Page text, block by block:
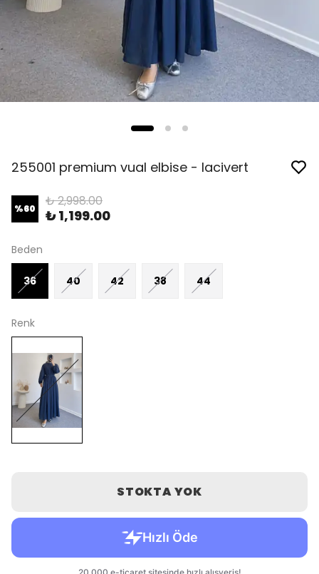
255001 premium vual elbise - lacivert
%60 ₺ 2,998.00
₺ 1,199.00
Beden
36 40 42 38 44
Renk
STOKTA YOK